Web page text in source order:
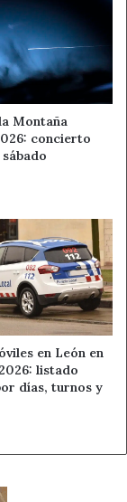
León
Montaña
concierto
en León en
listado
días, turnos y